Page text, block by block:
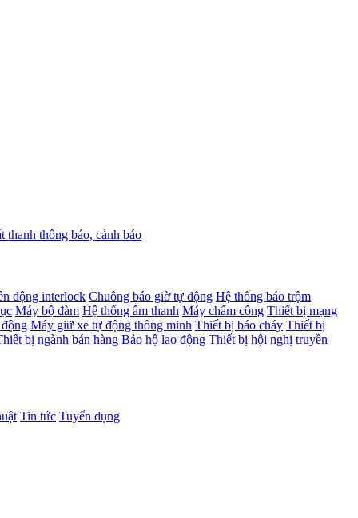
thanh thông báo, cảnh báo
động interlock Chuông báo giờ tự động Hệ thống báo trộm
Máy bộ đàm Hệ thống âm thanh Máy chấm công Thiết bị mạng
Máy giữ xe tự động thông minh Thiết bị báo cháy Thiết bị
bị ngành bán hàng Bảo hộ lao động Thiết bị hội nghị truyền
Tin tức Tuyển dụng